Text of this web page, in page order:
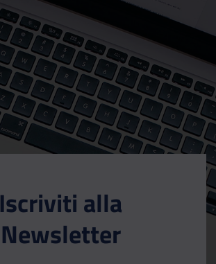
Iscriviti alla
Newsletter